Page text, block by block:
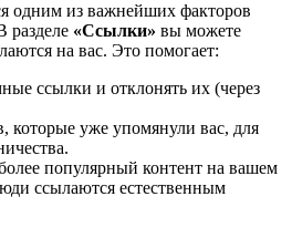
одним из важнейших факторов
разделе «Ссылки» вы можете
на вас. Это помогает:
ссылки и отклонять их (через
которые уже упомянули вас, для
популярный контент на вашем
ссылаются естественным